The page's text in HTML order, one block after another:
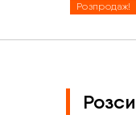
Розпродаж!